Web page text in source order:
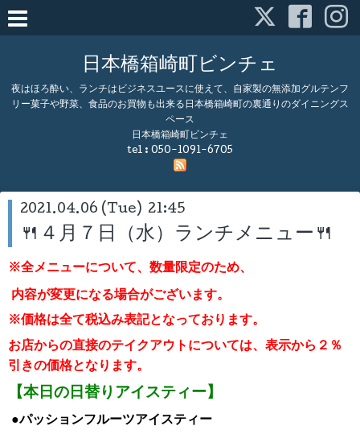
日本橋箱崎町ビンチェ
夜はほろ酔い、ランチはビジネスユースに使えて、自家製の無添加グルテンフ
リー菓子や野菜、食品のお買物も出来る日本橋箱崎町の裏通りのダイニングス
ペース
日本橋箱崎町ビンチェ
tel : 050-1091-6705
2021.04.06 (Tue) 21:45
🍴４月７日（水）ランチメニュー🍴
※全メニューについて、数量限定のため、
内容が変更になる場合がございます。
※価格は全て税込み表記となっております。
お店からの直接のテイクアウトについては、表示から２％
引きの価格となります。
【本日の日替りアイスティー】
●パッションフルーツアイスティー